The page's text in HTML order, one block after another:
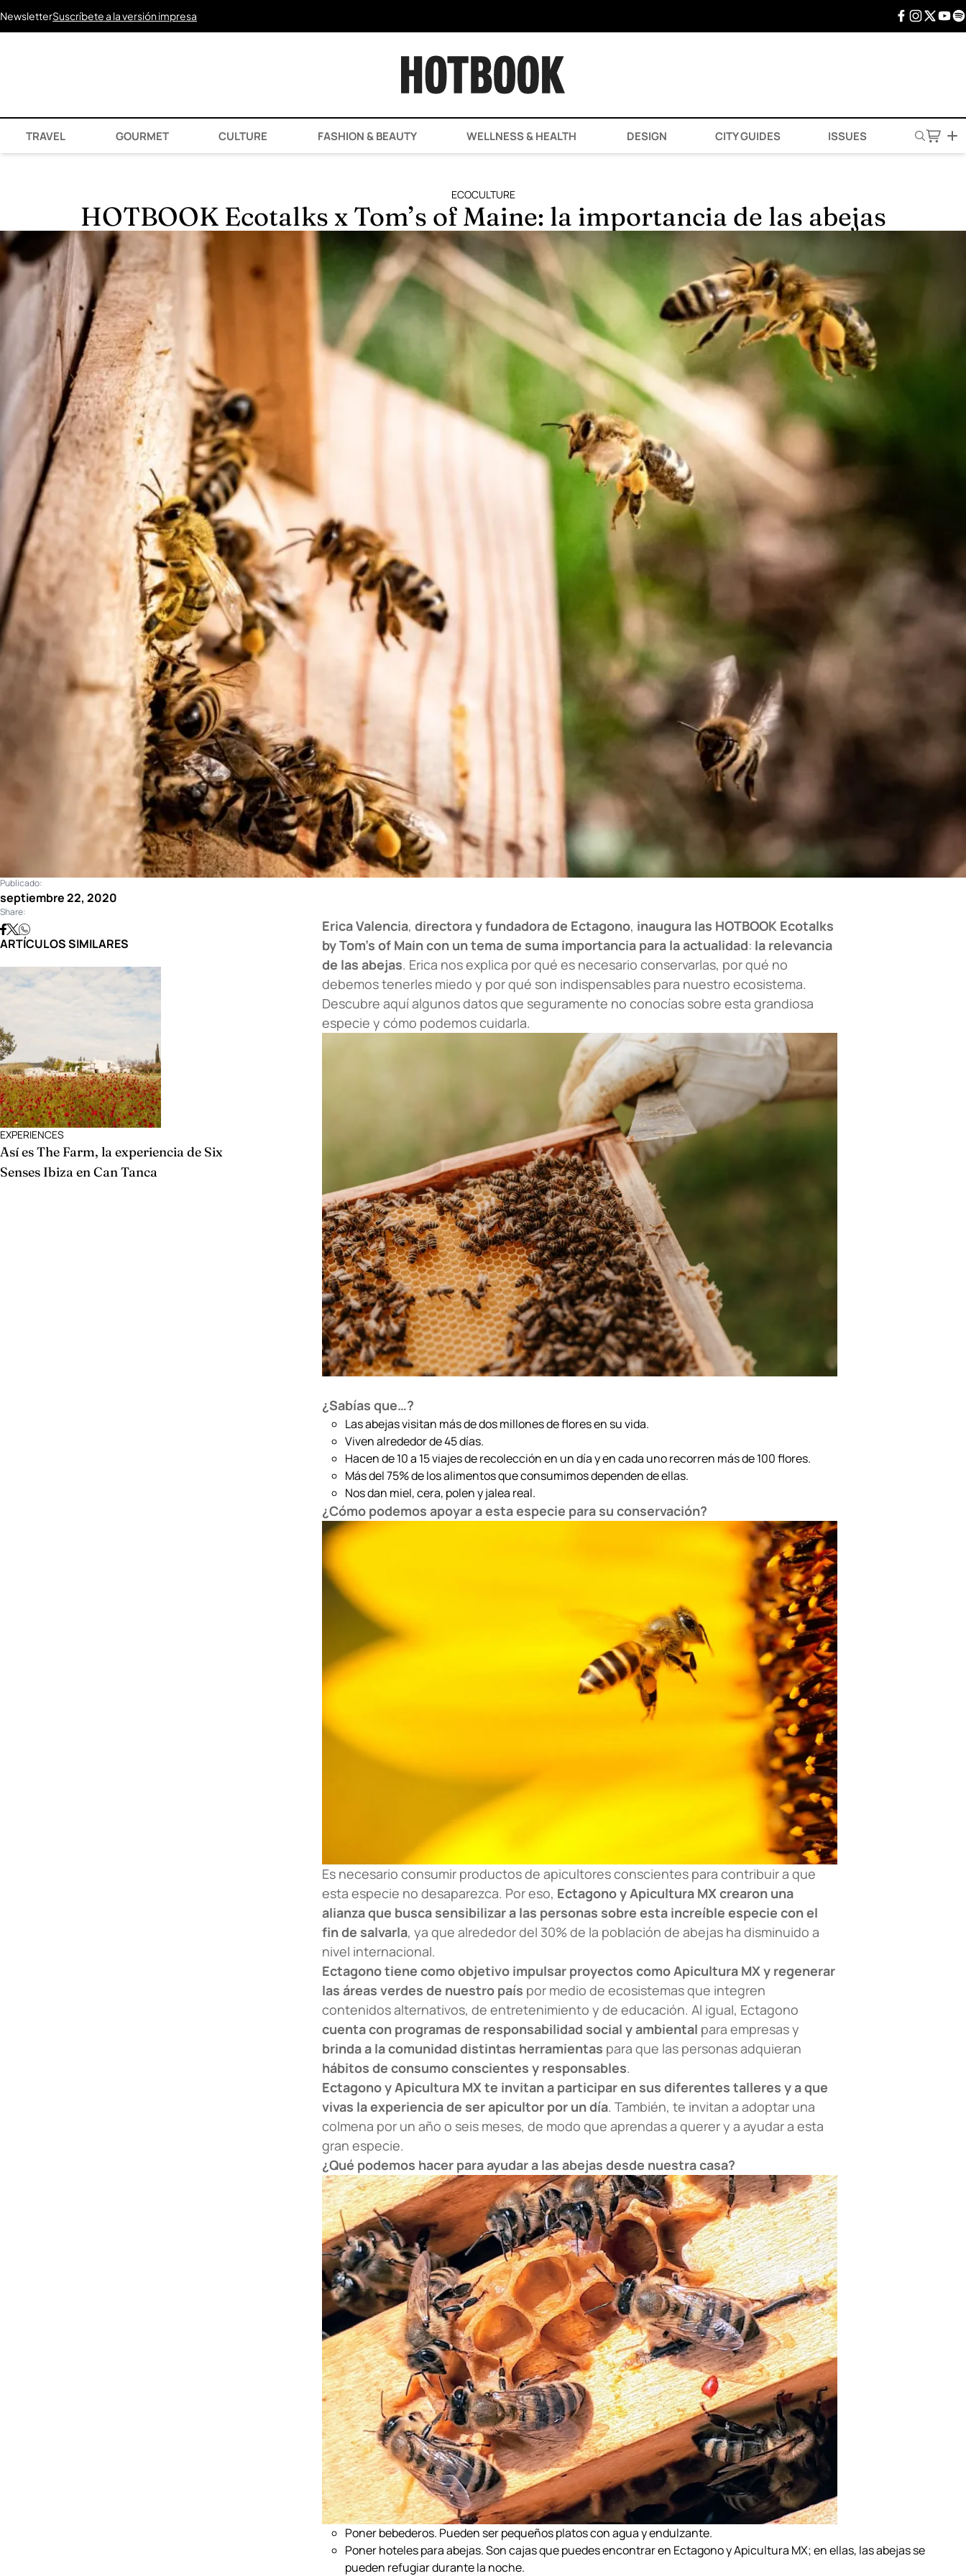
NewsletterSuscríbete a la versión impresa
TRAVEL GOURMET CULTURE FASHION & BEAUTY WELLNESS & HEALTH DESIGN CITY GUIDES ISSUES
ECOCULTURE
HOTBOOK Ecotalks x Tom’s of Maine: la importancia de las abejas
Erica Valencia, directora y fundadora de Ectagono, inaugura las HOTBOOK Ecotalks
by Tom’s of Maincon un tema de suma importancia para la actualidad: la relevancia
de las abejas. Erica nos explica por qué es necesario conservarlas, por qué no
debemos tenerles miedo y por qué son indispensables para nuestro ecosistema.
Descubre aquí algunos datos que seguramente no conocías sobre esta grandiosa
especie y cómo podemos cuidarla.
¿Sabías que…?
Las abejas visitan más de dos millones de flores en su vida.
Viven alrededor de 45 días.
Hacen de 10 a 15 viajes de recolección en un día y en cada uno recorren más de 100 flores.
Más del 75% de los alimentos que consumimos dependen de ellas.
Nos dan miel, cera, polen y jalea real.
¿Cómo podemos apoyar a esta especie para su conservación?
Es necesario consumir productos de apicultores conscientes para contribuir a que
esta especie no desaparezca. Por eso, Ectagonoy Apicultura MX crearon una
alianza que busca sensibilizar a las personas sobre esta increíble especie con el
fin de salvarla, ya que alrededor del 30% de la población de abejas ha disminuido a
nivel internacional.
Ectagonotiene como objetivo impulsar proyectos como Apicultura MX y regenerar
las áreas verdes de nuestro país por medio de ecosistemas que integren
contenidos alternativos, de entretenimiento y de educación. Al igual, Ectagono
cuenta con programas de responsabilidad social y ambiental para empresas y
brinda a la comunidad distintas herramientas para que las personas adquieran
hábitos de consumo conscientes y responsables.
Ectagonoy Apicultura MX te invitan a participar en sus diferentes talleres y a que
vivas la experiencia de ser apicultor por un día. También, te invitan a adoptar una
colmena por un año o seis meses, de modo que aprendas a querer y a ayudar a esta
gran especie.
¿Qué podemos hacer para ayudar a las abejas desde nuestra casa?
Poner bebederos. Pueden ser pequeños platos con agua y endulzante.
Poner hoteles para abejas. Son cajas que puedes encontrar en Ectagono y Apicultura MX; en ellas, las abejas se
pueden refugiar durante la noche.
Publicado:
septiembre 22, 2020
Share:
ARTÍCULOS SIMILARES
EXPERIENCES
Así es The Farm, la experiencia de Six
Senses Ibiza en Can Tanca